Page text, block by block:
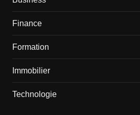
Finance
Formation
Immobilier
Technologie